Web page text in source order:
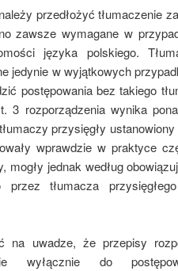
przedłożyć tłumaczenie
zawsze wymagane w
języka polskiego.
jedynie w wyjątkowych
postępowania bez takiego
3 rozporządzenia wynika
przysięgły
wprawdzie w praktyce
mogły jednak według
przez tłumacza
na uwadze, że przepisy
wyłącznie do